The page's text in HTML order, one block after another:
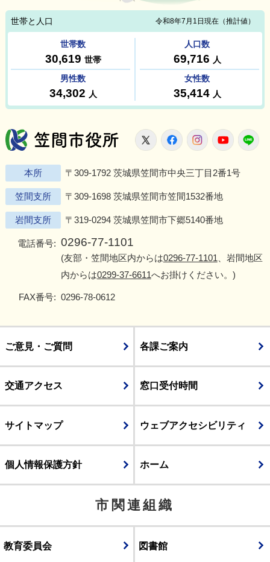
笠間市役所
X FacebookInstagram
本所 〒309-1792 茨城県笠間市中央三丁目2番1号
笠間支所 〒309-1698 茨城県笠間市笠間1532番地
岩間支所 〒319-0294 茨城県笠間市下郷5140番地
電話番号: 0296-77-1101
(友部・笠間地区内からは0296-77-1101 、岩間地区
内からは0299-37-6611へお掛けください。)
FAX番号: 0296-78-0612
ご意見・ご質問 各課ご案内
交通アクセス 窓口受付時間
サイトマップ ウェブアクセシビリティ
個人情報保護方針 ホーム
市関連組織
教育委員会 図書館